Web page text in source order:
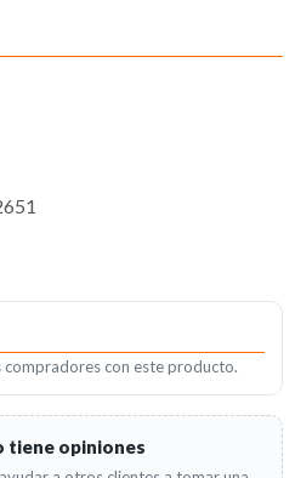
con este producto.
tiene opiniones